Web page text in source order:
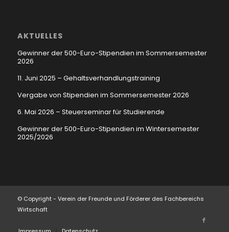
AKTUELLES
Gewinner der 500-Euro-Stipendien im Sommersemester
2026
11. Juni 2025 – Gehaltsverhandlungstraining
Vergabe von Stipendien im Sommersemester 2026
6. Mai 2026 – Steuerseminar für Studierende
Gewinner der 500-Euro-Stipendien im Wintersemester
2025/2026
© Copyright - Verein der Freunde und Förderer des Fachbereichs
Wirtschaft